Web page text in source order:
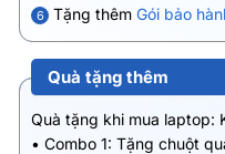
6 Tặng thêm Gói bảo
Quà tặng thêm
Quà tặng khi mua laptop:
• Combo 1: Tặng chuột